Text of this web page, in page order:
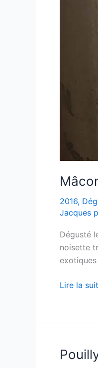
2016,
Jacques
Dégusté
noisette
Mâcon-
Le
–
Guffens-
Lire la